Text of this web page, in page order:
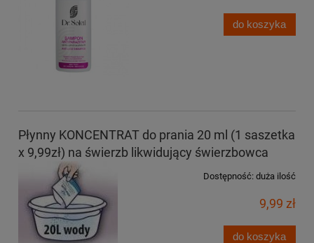
do koszyka
Płynny KONCENTRAT do prania 20 ml (1 saszetka
x 9,99zł) na świerzb likwidujący świerzbowca
Dostępność: duża ilość
9,99 zł
do koszyka